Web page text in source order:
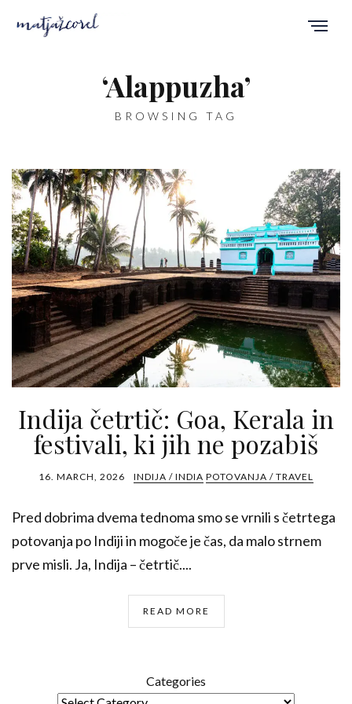
‘Alappuzha’
BROWSING TAG
Indija četrtič: Goa, Kerala in
festivali, ki jih ne pozabiš
16. MARCH, 2026 INDIJA / INDIA POTOVANJA / TRAVEL
Pred dobrima dvema tednoma smo se vrnili s četrtega
potovanja po Indiji in mogoče je čas, da malo strnem
prve misli. Ja, Indija – četrtič....
READ MORE
Categories